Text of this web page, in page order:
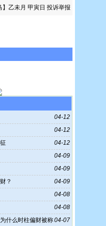
】乙未月 甲寅日 投诉举报
04-12
04-12
04-12
04-09
04-09
04-09
？
04-08
04-08
04-07
什么时柱偏财被称